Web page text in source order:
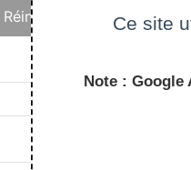
Réinitialiser votre mot de
Ce site
Note : Google